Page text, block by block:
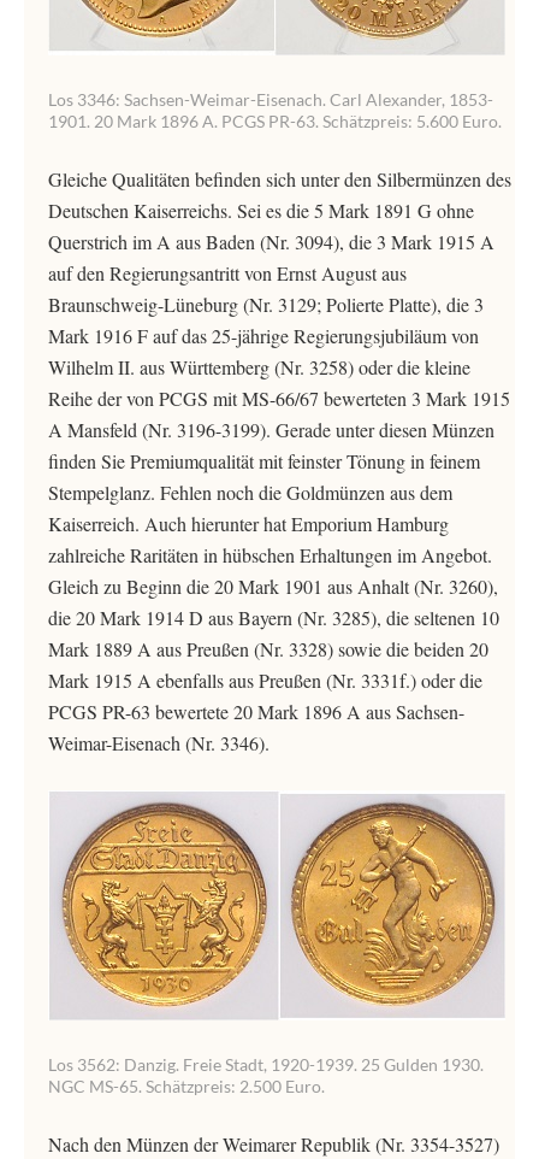
Los 3346: Sachsen-Weimar-Eisenach. Carl Alexander, 1853-
1901. 20 Mark 1896 A. PCGS PR-63. Schätzpreis: 5.600 Euro.
Gleiche Qualitäten befinden sich unter den Silbermünzen des
Deutschen Kaiserreichs. Sei es die 5 Mark 1891 G ohne
Querstrich im A aus Baden (Nr. 3094), die 3 Mark 1915 A
auf den Regierungsantritt von Ernst August aus
Braunschweig-Lüneburg (Nr. 3129; Polierte Platte), die 3
Mark 1916 F auf das 25-jährige Regierungsjubiläum von
Wilhelm II. aus Württemberg (Nr. 3258) oder die kleine
Reihe der von PCGS mit MS-66/67 bewerteten 3 Mark 1915
A Mansfeld (Nr. 3196-3199). Gerade unter diesen Münzen
finden Sie Premiumqualität mit feinster Tönung in feinem
Stempelglanz. Fehlen noch die Goldmünzen aus dem
Kaiserreich. Auch hierunter hat Emporium Hamburg
zahlreiche Raritäten in hübschen Erhaltungen im Angebot.
Gleich zu Beginn die 20 Mark 1901 aus Anhalt (Nr. 3260),
die 20 Mark 1914 D aus Bayern (Nr. 3285), die seltenen 10
Mark 1889 A aus Preußen (Nr. 3328) sowie die beiden 20
Mark 1915 A ebenfalls aus Preußen (Nr. 3331f.) oder die
PCGS PR-63 bewertete 20 Mark 1896 A aus Sachsen-
Weimar-Eisenach (Nr. 3346).
Los 3562: Danzig. Freie Stadt, 1920-1939. 25 Gulden 1930.
NGC MS-65. Schätzpreis: 2.500 Euro.
Nach den Münzen der Weimarer Republik (Nr. 3354-3527)